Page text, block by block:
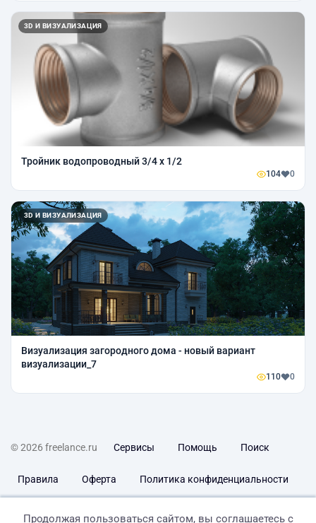
3D И ВИЗУАЛИЗАЦИЯ
Тройник водопроводный 3/4 х 1/2
104 0
3D И ВИЗУАЛИЗАЦИЯ
Визуализация загородного дома - новый вариант
визуализации_7
110 0
© 2026 freelance.ru Сервисы Помощь Поиск
Правила Оферта Политика конфиденциальности
Продолжая пользоваться сайтом, вы соглашаетесь с